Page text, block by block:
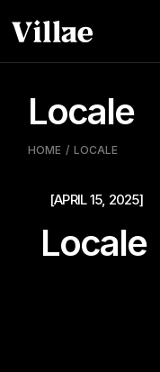
para
Locale
HOME LOCALE
[APRIL 15, 2025]
Locale